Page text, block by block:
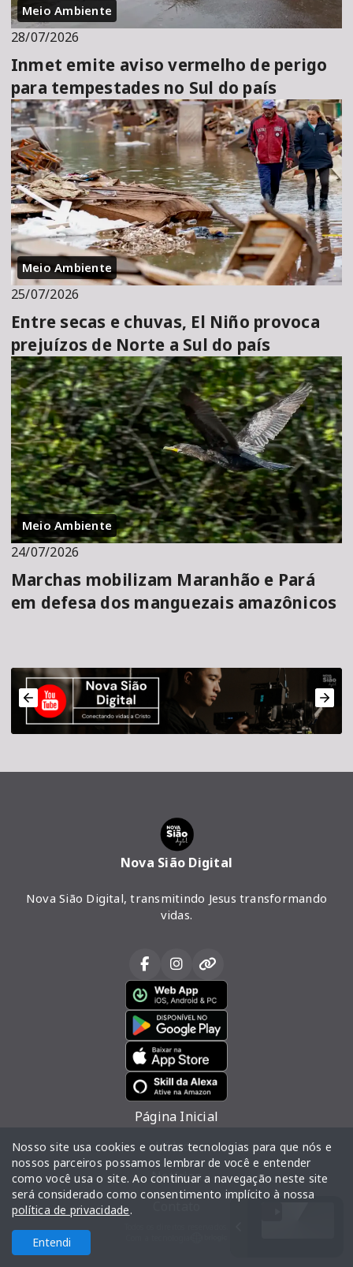
Meio Ambiente
28/07/2026
Inmet emite aviso vermelho de perigo
para tempestades no Sul do país
Meio Ambiente
25/07/2026
Entre secas e chuvas, El Niño provoca
prejuízos de Norte a Sul do país
Meio Ambiente
24/07/2026
Marchas mobilizam Maranhão e Pará
em defesa dos manguezais amazônicos
Nova Sião Digital
Nova Sião Digital, transmitindo Jesus transformando
vidas.
Página Inicial
Vídeos
Notícias
Nosso site usa cookies e outras tecnologias para que nós e
nossos parceiros possamos lembrar de você e entender
como você usa o site. Ao continuar a navegação neste site
será considerado como consentimento implícito à nossa
política de privacidade.
Entendi